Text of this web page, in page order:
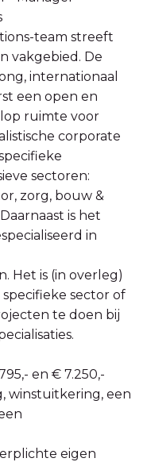
team streeft
vakgebied. De
internationaal
een open en
ruimte voor
corporate
sectoren:
zorg, bouw &
is het
in
Het is (in overleg)
sector of
te doen bij
en € 7.250,-
winstuitkering, een
eigen